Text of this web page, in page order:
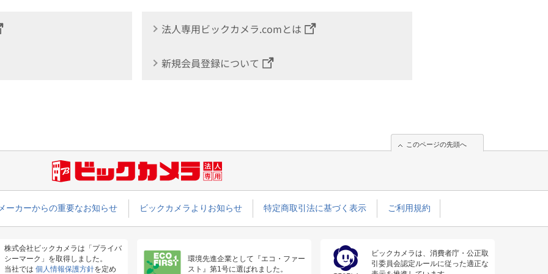
法人専用ビックカメラ.comとは
新規会員登録について
このページの先頭へ
ーカーからの重要なお知らせ ビックカメラよりお知らせ 特定商取引法に基づく表示 ご利用規約
株式会社ビックカメラは「プライバ
シーマーク」を取得しました。
当社では 個人情報保護方針を定め
環境先進企業として『エコ・ファー
スト』第1号に選ばれました。
ビックカメラは、消費者庁・公正取
引委員会認定ルールに従った適正な